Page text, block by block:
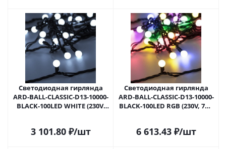
Светодиодная гирлянда
ARD-BALL-CLASSIC-D13-10000-
BLACK-100LED WHITE (230V,
3 101.80₽/шт
Светодиодная гирлянда
ARD-BALL-CLASSIC-D13-10000-
BLACK-100LED RGB (230V, 7W)
6 613.43₽/шт